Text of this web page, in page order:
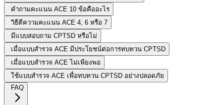
คำถามคะแนน ACE 10 ข้อคืออะไร
วิธีตีความคะแนน ACE 4, 6 หรือ 7
มีแบบสอบถาม CPTSD หรือไม่
เมื่อแบบสำรวจ ACE มีประโยชน์ต่อการทบทวน CPTSD
เมื่อแบบสำรวจ ACE ไม่เพียงพอ
ใช้แบบสำรวจ ACE เพื่อทบทวน CPTSD อย่างปลอดภัย
FAQ